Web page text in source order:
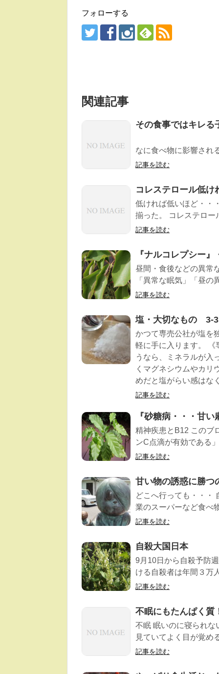
フォローする
関連記事
その食事ではキレる
なに食べ物に影響され
記事を読む
コレステロール低け
低ければ低いほど・・
揃った。 コレステロー
記事を読む
『ナルコレプシー
昼間・食後などの異常
「異常な眠気」「昼
記事を読む
塩・大切なもの 3-3
かつて専売公社が塩を
軽に手に入ります。 《
うなら、ミネラルが入
くマグネシウムやカリ
めだと塩がらい感はな
記事を読む
『砂糖病・・・甘
精神疾患とB12 このブ
ンC点滴が有効である
記事を読む
甘い物の誘惑に勝つ
どこへ行っても・・・
業のスーパーなど食べ
記事を読む
自殺大国日本
9月10日から自殺予防
ける自殺者は年間３万
記事を読む
不眠にもたんぱく質
不眠 眠いのに寝られな
見ていてよく目が覚め
記事を読む